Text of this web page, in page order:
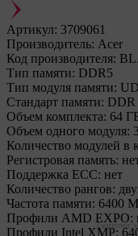
Артикул: 3709061
Производитель: Acer
Код производителя:
Тип памяти: DDR5
Тип модуля памяти:
Стандарт памяти: DDR
Объем комплекта: 64
Объем одного модуля:
Количество модулей в
Регистровая память:
Поддержка ECC: нет
Количество рангов:
Частота памяти: 6400
Профили AMD EXPO:
Профили Intel XMP:
Legionpc